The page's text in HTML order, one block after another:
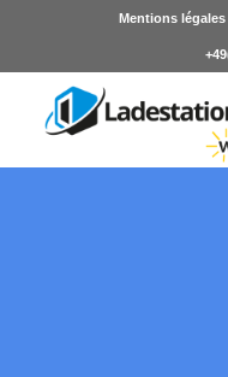
Mentions légales